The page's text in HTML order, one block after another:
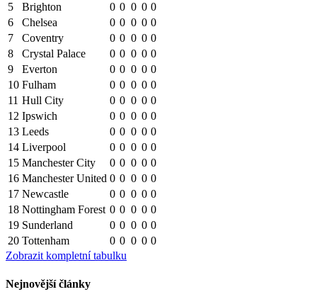
5
Brighton 0 0 0 0 0
6
Chelsea 0 0 0 0 0
7
Coventry 0 0 0 0 0
8
Crystal Palace 0 0 0 0 0
9
Everton 0 0 0 0 0
10 Fulham 0 0 0 0 0
11 Hull City 0 0 0 0 0
12 Ipswich 0 0 0 0 0
13 Leeds 0 0 0 0 0
14 Liverpool 0 0 0 0 0
15 Manchester City 0 0 0 0 0
16 Manchester United 0 0 0 0 0
17 Newcastle 0 0 0 0 0
18 Nottingham Forest 0 0 0 0 0
19 Sunderland 0 0 0 0 0
20 Tottenham 0 0 0 0 0
Zobrazit kompletní tabulku
Nejnovější články